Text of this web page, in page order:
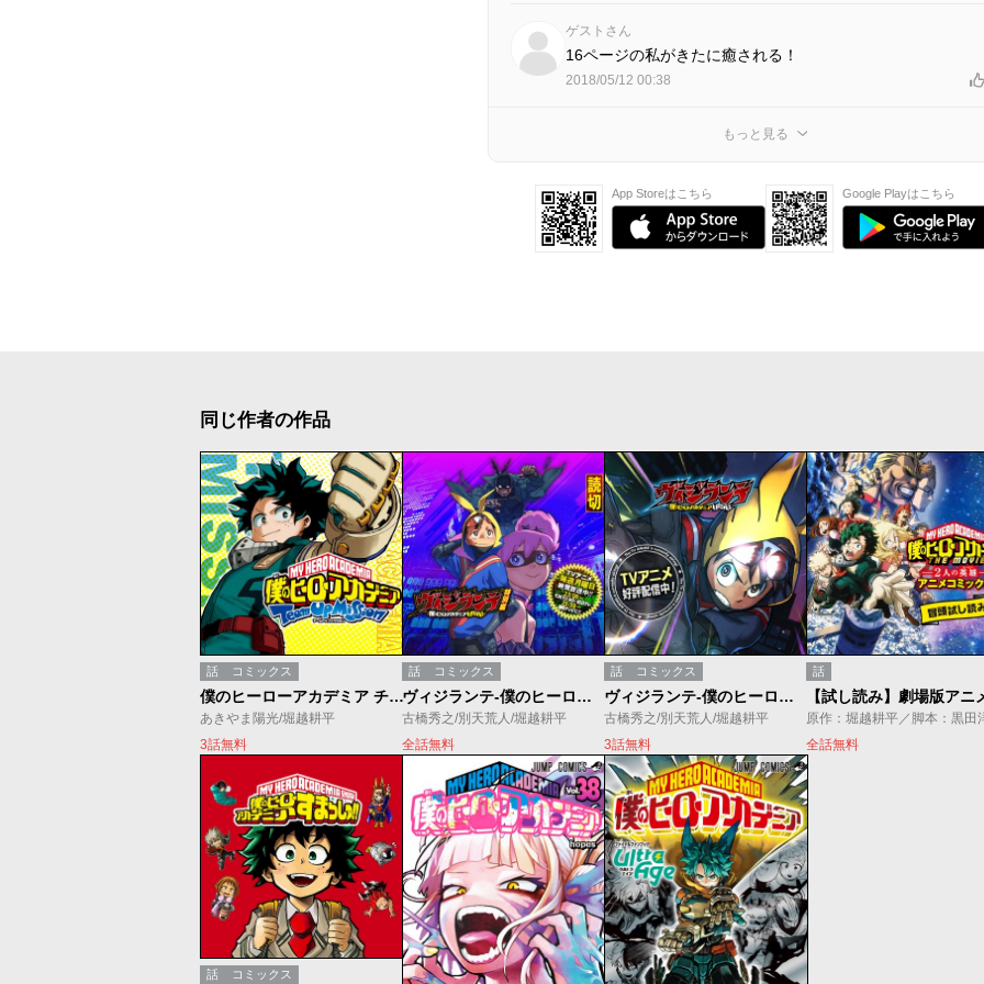
ゲストさん
16ページの私がきたに癒される！
2018/05/12 00:38
もっと見る
App Storeはこちら Google Playはこちら
同じ作者の作品
話 コミックス
僕のヒーローアカデミア チームアップミッション
あきやま陽光/堀越耕平
3話無料
話 コミックス
ヴィジランテ-僕のヒーローアカデミア ILLEGALS-特別編
古橋秀之/別天荒人/堀越耕平
全話無料
話 コミックス
ヴィジランテ-僕のヒーローアカデミア ILLEGALS-
古橋秀之/別天荒人/堀越耕平
3話無料
話
原作：堀越耕平／脚本：黒田
全話無料
話 コミックス